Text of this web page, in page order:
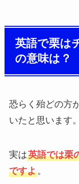
英語で栗は
の意味は？
恐らく殆どの方
いたと思います。
実は英語では栗
ですよ。